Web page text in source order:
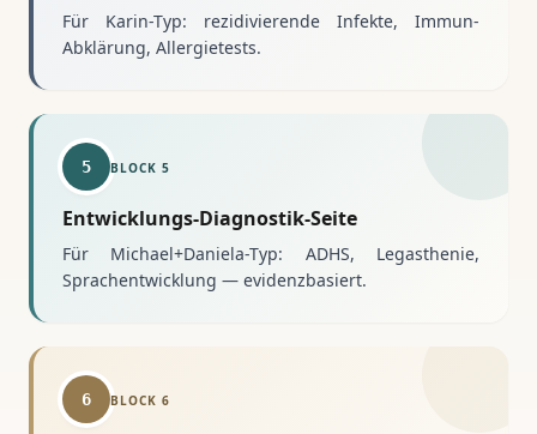
Für Karin-Typ: rezidivierende Infekte, Immun-
Abklärung, Allergietests.
5 BLOCK 5
Entwicklungs-Diagnostik-Seite
Für Michael+Daniela-Typ: ADHS, Legasthenie,
Sprachentwicklung — evidenzbasiert.
6 BLOCK 6